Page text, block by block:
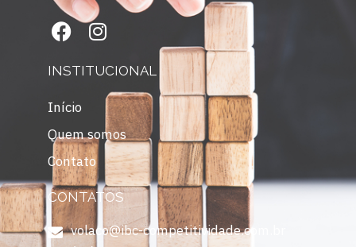
INSTITUCIONAL
Início
Quem somos
Contato
CONTATOS
volaco@ibc-competitividade.com.br